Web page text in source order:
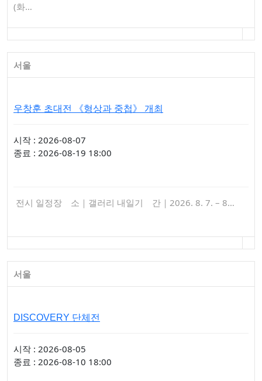
(화…
서울
우창훈 초대전 《형상과 중첩》 개최
시작 : 2026-08-07
종료 : 2026-08-19 18:00
전시 일정장 소｜갤러리 내일기 간｜2026. 8. 7. – 8…
서울
DISCOVERY 단체전
시작 : 2026-08-05
종료 : 2026-08-10 18:00